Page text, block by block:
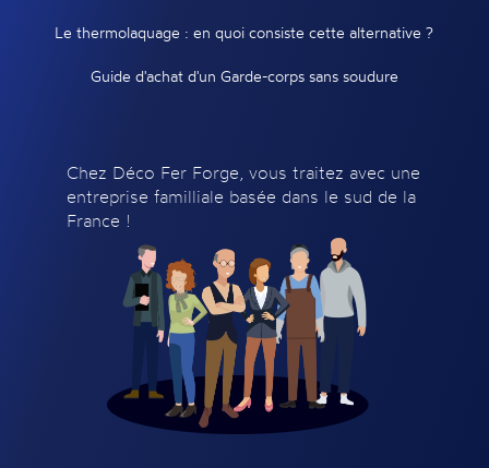
Le thermolaquage : en quoi consiste cette alternative ?
Guide d'achat d'un Garde-corps sans soudure
Chez Déco Fer Forge, vous traitez avec une
entreprise familliale basée dans le sud de la
France !